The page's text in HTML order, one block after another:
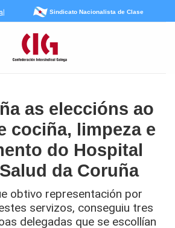
Sindicato Nacionalista de Clase
as eleccións ao
cociña, limpeza e
do Hospital
da Coruña
obtivo representación por
servizos, conseguiu tres
delegadas que se escollían